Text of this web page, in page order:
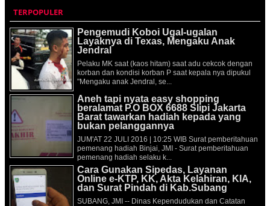
TERPOPULER
Pengemudi Koboi Ugal-ugalan
Layaknya di Texas, Mengaku Anak
Jendral
Pelaku MK saat (kaos hitam) saat adu cekcok dengan
korban dan kondisi korban P saat kepala nya dipukul
"Mengaku anak Jendral, se...
Aneh tapi nyata easy shopping
beralamat P.O BOX 6688 Slipi Jakarta
Barat tawarkan hadiah kepada yang
bukan pelanggannya
JUM'AT 22 JULI 2016 | 10:25 WIB Surat pemberitahuan
pemenang hadiah Binjai, JMI - Surat pemberitahuan
pemenang hadiah selaku k...
Cara Gunakan Sipedas, Layanan
Online e-KTP, KK, Akta Kelahiran, KIA,
dan Surat Pindah di Kab.Subang
SUBANG, JMI -- Dinas Kependudukan dan Catatan